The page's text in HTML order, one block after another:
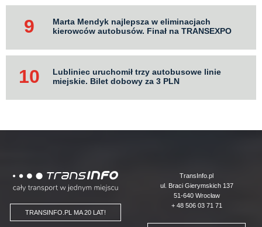
Marta Mendyk najlepsza w eliminacjach
kierowców autobusów. Finał na TRANSEXPO
Lubliniec uruchomił trzy autobusowe linie
miejskie. Bilet dobowy za 3 PLN
Logo
TRANSINFO.PL MA 20 LAT!
TransInfo.pl
ul. Braci Gierymskich 137
51-640 Wrocław
+ 48 506 03 71 71